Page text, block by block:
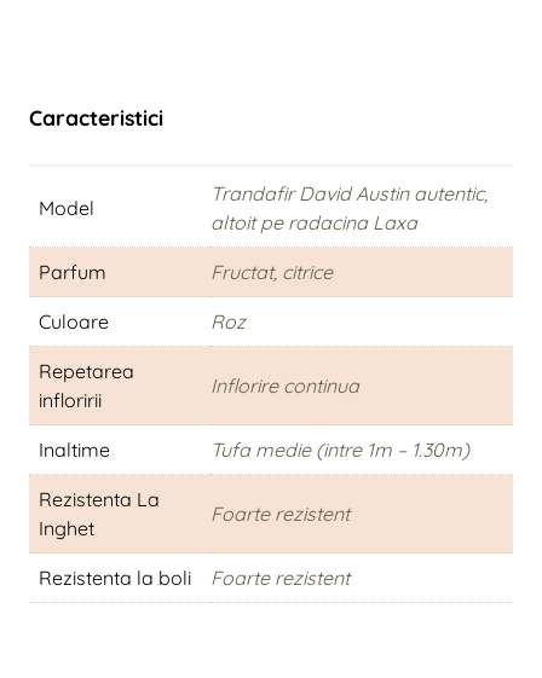
Caracteristici
Model
Trandafir David Austin autentic,
altoit pe radacina Laxa
Parfum Fructat, citrice
Culoare Roz
Repetarea
infloririi
Inflorire continua
Inaltime Tufa medie (intre 1m – 1.30m)
Rezistenta La
Inghet
Foarte rezistent
Rezistenta la boli Foarte rezistent